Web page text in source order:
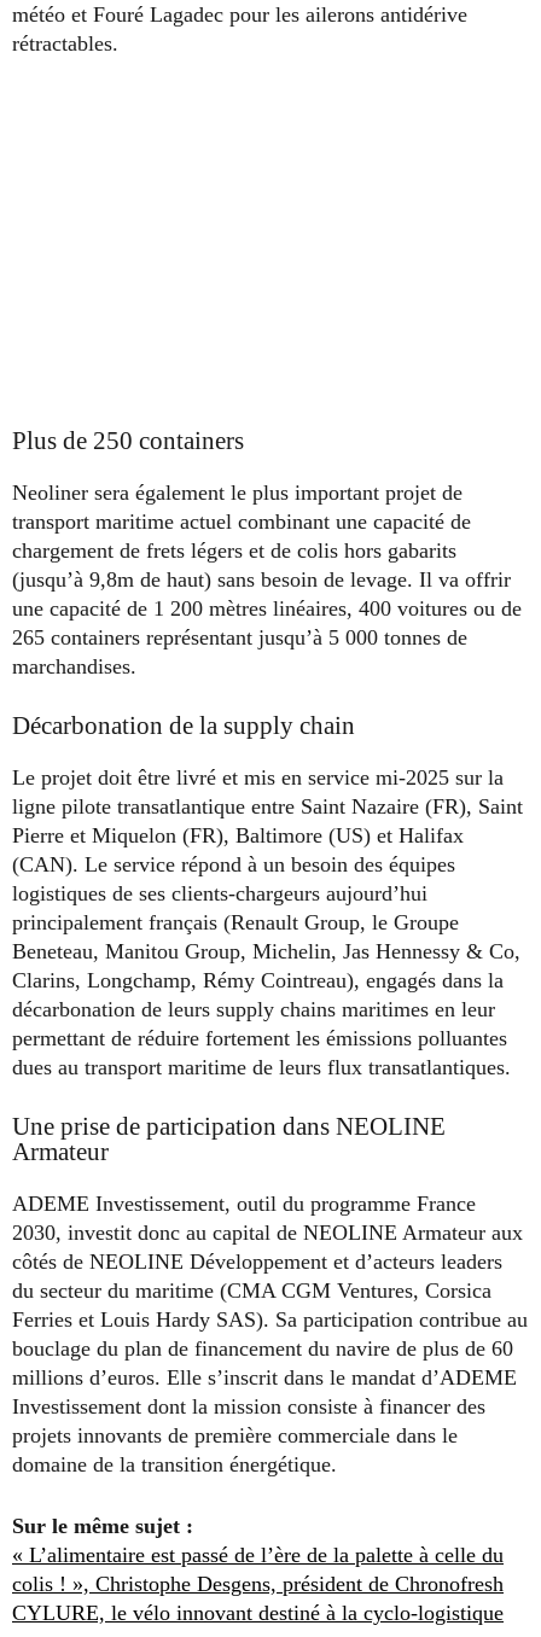
météo et Fouré Lagadec pour les ailerons antidérive
rétractables.
Plus de 250 containers
Neoliner sera également le plus important projet de
transport maritime actuel combinant une capacité de
chargement de frets légers et de colis hors gabarits
(jusqu’à 9,8m de haut) sans besoin de levage. Il va offrir
une capacité de 1 200 mètres linéaires, 400 voitures ou de
265 containers représentant jusqu’à 5 000 tonnes de
marchandises.
Décarbonation de la supply chain
Le projet doit être livré et mis en service mi-2025 sur la
ligne pilote transatlantique entre Saint Nazaire (FR), Saint
Pierre et Miquelon (FR), Baltimore (US) et Halifax
(CAN). Le service répond à un besoin des équipes
logistiques de ses clients-chargeurs aujourd’hui
principalement français (Renault Group, le Groupe
Beneteau, Manitou Group, Michelin, Jas Hennessy & Co,
Clarins, Longchamp, Rémy Cointreau), engagés dans la
décarbonation de leurs supply chains maritimes en leur
permettant de réduire fortement les émissions polluantes
dues au transport maritime de leurs flux transatlantiques.
Une prise de participation dans NEOLINE
Armateur
ADEME Investissement, outil du programme France
2030, investit donc au capital de NEOLINE Armateur aux
côtés de NEOLINE Développement et d’acteurs leaders
du secteur du maritime (CMA CGM Ventures, Corsica
Ferries et Louis Hardy SAS). Sa participation contribue au
bouclage du plan de financement du navire de plus de 60
millions d’euros. Elle s’inscrit dans le mandat d’ADEME
Investissement dont la mission consiste à financer des
projets innovants de première commerciale dans le
domaine de la transition énergétique.
Sur le même sujet :
« L’alimentaire est passé de l’ère de la palette à celle du
colis ! », Christophe Desgens, président de Chronofresh
CYLURE, le vélo innovant destiné à la cyclo-logistique